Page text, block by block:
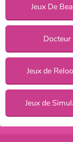
Jeux De
Docteur
Jeux de
Jeux de